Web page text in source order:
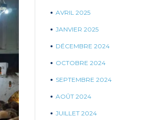
AVRIL 2025
JANVIER 2025
DÉCEMBRE 2024
OCTOBRE 2024
SEPTEMBRE 2024
AOÛT 2024
JUILLET 2024